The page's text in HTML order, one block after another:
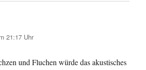
21:17 Uhr
und Fluchen würde das akustisches